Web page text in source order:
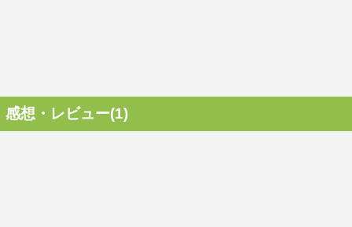
感想・レビュー(1)